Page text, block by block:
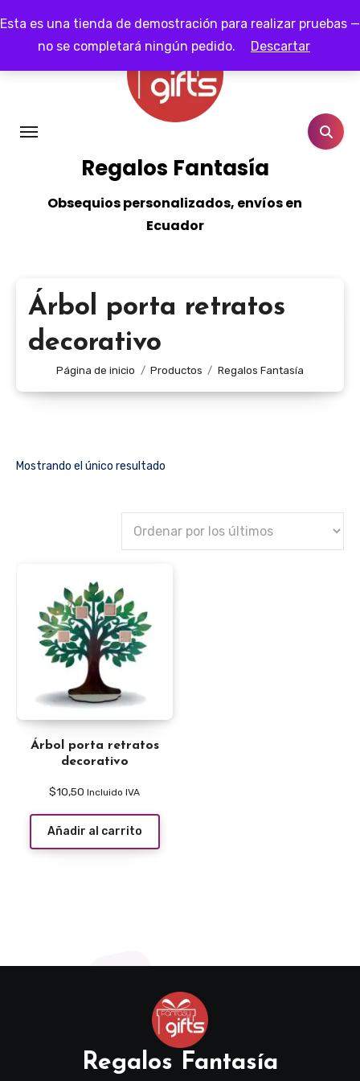
Esta es una tienda de demostración para realizar pruebas —
no se completará ningún pedido.
Descartar
al
contenido
Regalos Fantasía
Obsequios personalizados, envíos en
Ecuador
Árbol porta retratos
decorativo
Página de inicio Productos Regalos Fantasía
Mostrando el único resultado
Árbol porta retratos
decorativo
$10,50 Incluido IVA
Añadir al carrito
Regalos Fantasía